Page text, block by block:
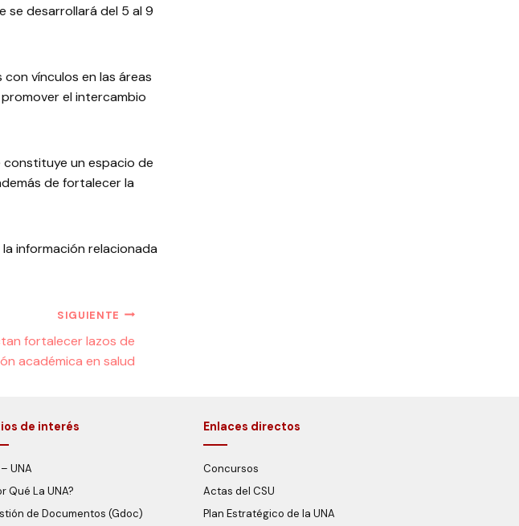
se desarrollará del 5 al 9
vínculos en las áreas
el intercambio
constituye un espacio de
de fortalecer la
información relacionada
SIGUIENTE
fortalecer lazos de
académica en salud
de interés
– UNA
Qué La UNA?
de Documentos (Gdoc)
Enlaces directos
Concursos
Actas del CSU
Plan Estratégico de la UNA